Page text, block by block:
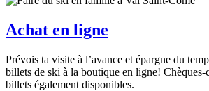
Achat en ligne
Prévois ta visite à l’avance et épargne du
billets de ski à la boutique en ligne! Chèques-
billets également disponibles.